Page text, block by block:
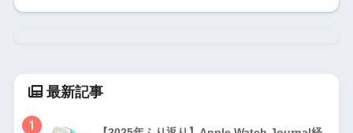
最新記事
1